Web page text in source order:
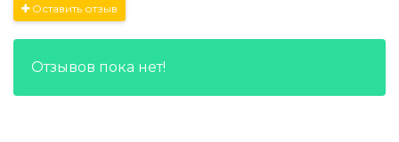
Оставить отзыв
Отзывов пока нет!